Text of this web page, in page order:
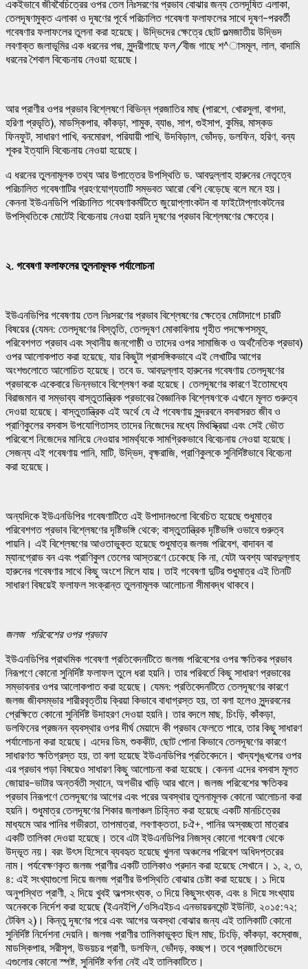
একইভাবে জীববৈচিত্রের ওপর তেল নিঃসরণের প্রভাব বোঝার জন্য তেলদূষিত এলাকা,
তেলদূষণমুক্ত এলাকা ও দূষণের পূর্বে পরিচালিত গবেষণা ফলাফলের সাথে দূষণ-পরবর্তী
গবেষণার ফলাফলের তুলনা করা হয়েছে। উদ্ভিদের ক্ষেত্রে ছোট গুল্মজাতীয় উদ্ভিদ
লবণাক্ত জলাভূমির এক ধরনের পদ্ম, সুন্দরীগাছে ফল/বীজ গাছে শ^াসমূল, লাল, বাদামি
ধরনের শৈবাল বিবেচনায় নেওয়া হয়েছে।
আর প্রাণীর ওপর প্রভাব বিশ্লেষণে বিভিন্ন প্রজাতির মাছ (পারশে, খোরসুলা, বাগদা,
হরিণা প্রভৃতি), মাডস্কিপার, কাঁকড়া, শামুক, ব্যাঙ, সাপ, গুইসাপ, কুমির, মাস্কড
ফিনফুট, সাধারণ পাখি, বনমোরগ, পরিযায়ী পাখি, উদবিড়াল, ভোঁদড়, ডলফিন, হরিণ, বন্য
শূকর ইত্যাদি বিবেচনায় নেওয়া হয়েছে।
এ ধরনের তুলনামূলক তথ্য আর উপাত্তের উপস্থিতি ড. আবদুল্লাহ হারুনের নেতৃত্বে
পরিচালিত গবেষণাটির গ্রহণযোগ্যতাটি সম্ভবত আরো বেশি বেড়েছে বলে মনে হয়।
কেননা ইউএনডিপি পরিচালিত গবেষণাকর্মটিতে জুয়োপ্লাংকটন বা ফাইটোপ্লাংকটনের
উপস্থিতিকে মোটেই বিবেচনায় নেওয়া হয়নি দূষণের প্রভাব বিশ্লেষণের ক্ষেত্রে।
২. গবেষণাফলাফলেরতুলনামূলকপর্যালোচনা
ইউএনডিপির গবেষণায় তেল নিঃসরণের প্রভাব বিশ্লেষণের ক্ষেত্রে মোটাদাগে চারটি
বিষয়ের (যেমন: তেলদূষণের বিস্তৃতি, তেলদূষণ মোকাবিলায় গৃহীত পদক্ষেপসমূহ,
পরিবেশগত প্রভাব এবং স্থানীয় জনগোষ্ঠী ও তাদের ওপর সামাজিক ও অর্থনৈতিক প্রভাব)
ওপর আলোকপাত করা হয়েছে, যার কিছুটা প্রাসঙ্গিকভাবে এই লেখাটির আগের
অংশগুলোতে আলোচিত হয়েছে। তবে ড. আবদুল্লাহ হারুনের গবেষণায় তেলদূষণের
প্রভাবকে একেবারে ভিন্নভাবে বিশ্লেষণ করা হয়েছে। তেলদূষণের কারণে ইতোমধ্যে
বিরাজমান বা সম্ভাব্য বাস্তুতান্ত্রিক প্রভাবের বৈজ্ঞানিক বিশ্লেষণকে এখানে মূলত গুরুত্ব
দেওয়া হয়েছে। বাস্তুতান্ত্রিক এই অর্থে যে ঐ গবেষণায় সুন্দরবনে বসবাসরত জীব ও
প্রাণিকুলের বসবাস উপযোগিতাসহ তাদের নিজেদের মধ্যে মিথস্ক্রিয়া এবং সেই ভৌত
পরিবেশে নিজেদের মানিয়ে নেওয়ার সামর্থ্যকে সামগ্রিকভাবে বিবেচনায় নেওয়া হয়েছে।
সেজন্য এই গবেষণায় পানি, মাটি, উদ্ভিদ, বৃক্ষরাজি, প্রাণিকুলকে সুনির্দিষ্টভাবে বিবেচনা
করা হয়েছে।
অন্যদিকে ইউএনডিপির গবেষণাটিতে এই উপাদানগুলো বিবেচিত হয়েছে শুধুমাত্র
পরিবেশগত প্রভাব বিশ্লেষণের দৃষ্টিভঙ্গি থেকে; বাস্তুতান্ত্রিক দৃষ্টিভঙ্গি ওভাবে গুরুত্ব
পায়নি। এই বিশ্লেষণের আওতাভুক্ত হয়েছে শুধুমাত্র জলজ পরিবেশ, বাদাবন বা
ম্যানগ্রোভ বন এবং প্রাণিকুল তেলের আস্তরণে ঢেকেছে কি না, যেটা অবশ্য আবদুল্লাহ
হারুনের গবেষণার সাথে কিছু অংশে মিলে যায়। তাই গবেষণা দুটির শুধুমাত্র এই তিনটি
সাধারণ বিষয়েই ফলাফল সংক্রান্ত তুলনামূলক আলোচনা সীমাবদ্ধ থাকবে।
জলজ পরিবেশেরওপরপ্রভাব
ইউএনডিপির প্রাথমিক গবেষণা প্রতিবেদনটিতে জলজ পরিবেশের ওপর ক্ষতিকর প্রভাব
নিরূপণে কোনো সুনির্দিষ্ট ফলাফল তুলে ধরা হয়নি। তার পরিবর্তে কিছু সাধারণ প্রভাবের
সম্ভাবনার ওপর আলোকপাত করা হয়েছে। যেমন: প্রতিবেদনটিতে তেলদূষণের কারণে
জলজ জীবসম্ভার শারীরবৃত্তীয় ক্রিয়া কিভাবে বাধাগ্রস্ত হয়, তা বলা হলেও সুন্দরবনের
প্রেক্ষিতে কোনো সুনির্দিষ্ট উদাহরণ দেওয়া হয়নি। তার বদলে মাছ, চিংড়ি, কাঁকড়া,
ডলফিনের প্রজনন ব্যবস্থার ওপর দীর্ঘ মেয়াদে কী প্রভাব ফেলতে পারে, তার কিছু সাধারণ
পর্যালোচনা করা হয়েছে। এদের ডিম, শুককীট, ছোট পোনা কিভাবে তেলদূষণের কারণে
সাধারণত ক্ষতিগ্রস্ত হয়, তা বলা হয়েছে ইউএনডিপির প্রতিবেদনে। খাদ্যশৃঙ্খলের ওপর
এর প্রভাব পড়া বিষয়েও সাধারণ কিছু আলোচনা করা হয়েছে। কেননা এদের বসবাস মূলত
জোয়ার-ভাটার অন্তর্বতী স্থানে, অগভীর খাড়ি আর খালে। জলজ পরিবেশের ক্ষতিকর
প্রভাব নিরূপণে তেলদূষণের আগের এবং পরের অবস্থার তুলনামূলক কোনো আলোচনা করা
হয়নি। শুধুমাত্র তেলদূষণের শিকার জলাঞ্চল চিহ্নিত করা হয়েছে একটি মানচিত্রের
মাধ্যমে আর পানির গভীরতা, তাপমাত্রা, লবণাক্ততা, চঐ+, পানির অস্বচ্ছতা মাত্রার
একটি তালিকা দেওয়া হয়েছে। তবে এটা ইউএনডিপির নিজস্ব কোনো গবেষণা থেকে
উদ্ভূত নয়। বরং উৎস হিসেবে ব্যবহৃত হয়েছে খুলনা অঞ্চলের পরিবেশ অধিদপ্তরের
নাম। পর্যবেক্ষণকৃত জলজ প্রাণীর একটি তালিকাও প্রদান করা হয়েছে সেখানে। ১, ২, ৩,
৪: এই সংখ্যাগুলো দিয়ে জলজ প্রাণীর উপস্থিতি বোঝার চেষ্টা করা হয়েছে। ১ দিয়ে
অনুপস্থিত প্রাণী, ২ দিয়ে খুবই অল্পসংখ্যক, ৩ দিয়ে কিছুসংখ্যক, এবং ৪ দিয়ে সংখ্যায়
অনেককে নির্দেশ করা হয়েছে (ইএনইপি/ওসিএইচএ এনভায়রনমেন্ট ইউনিট, ২০১৫:৭২;
টেবিল ২)। কিন্তু দূষণের পরে এবং আগের অবস্থা বোঝার জন্য এই তালিকাটি কোনো
সুনির্দিষ্ট নির্দেশনা দেয়নি। জলজ প্রাণীর তালিকাভুক্ত ছিল মাছ, চিংড়ি, কাঁকড়া, কম্বোজ,
মাডস্কিপার, সরীসৃপ, উভয়চর প্রাণী, ডলফিন, ভোঁদড়, কচ্ছপ। তবে প্রজাতিভেদে
এগুলোর কোনো স্পষ্ট, সুনির্দিষ্ট বর্ণনা নেই এই তালিকাটিতে।